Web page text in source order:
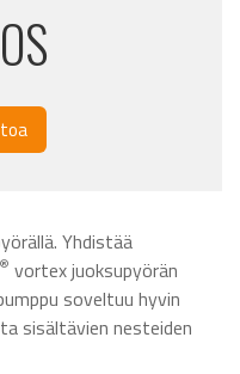
Yhdistää
® vortex juoksupyörän
soveltuu hyvin
sisältävien nesteiden